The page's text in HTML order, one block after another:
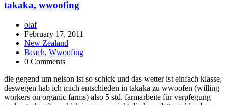
takaka, wwoofing
olaf
February 17, 2011
New Zealand
Beach, Wwoofing
0 Comments
die gegend um nelson ist so schick und das wetter ist einfach klasse,
deswegen hab ich mich entschieden in takaka zu wwoofen (willing
workers on organic farms) also 5 std. farmarbeite für verpfegung